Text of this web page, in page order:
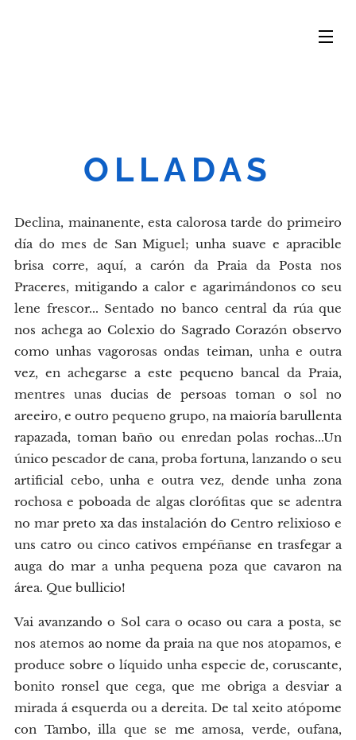
OLLADAS
Declina, mainanente, esta calorosa tarde do primeiro
día do mes de San Miguel; unha suave e apracible
brisa corre, aquí, a carón da Praia da Posta nos
Praceres, mitigando a calor e agarimándonos co seu
lene frescor... Sentado no banco central da rúa que
nos achega ao Colexio do Sagrado Corazón observo
como unhas vagorosas ondas teiman, unha e outra
vez, en achegarse a este pequeno bancal da Praia,
mentres unas ducias de persoas toman o sol no
areeiro, e outro pequeno grupo, na maioría barullenta
rapazada, toman baño ou enredan polas rochas...Un
único pescador de cana, proba fortuna, lanzando o seu
artificial cebo, unha e outra vez, dende unha zona
rochosa e poboada de algas clorófitas que se adentra
no mar preto xa das instalación do Centro relixioso e
uns catro ou cinco cativos empéñanse en trasfegar a
auga do mar a unha pequena poza que cavaron na
área. Que bullicio!
Vai avanzando o Sol cara o ocaso ou cara a posta, se
nos atemos ao nome da praia na que nos atopamos, e
produce sobre o líquido unha especie de, coruscante,
bonito ronsel que cega, que me obriga a desviar a
mirada á esquerda ou a dereita. De tal xeito atópome
con Tambo, illa que se me amosa, verde, oufana,